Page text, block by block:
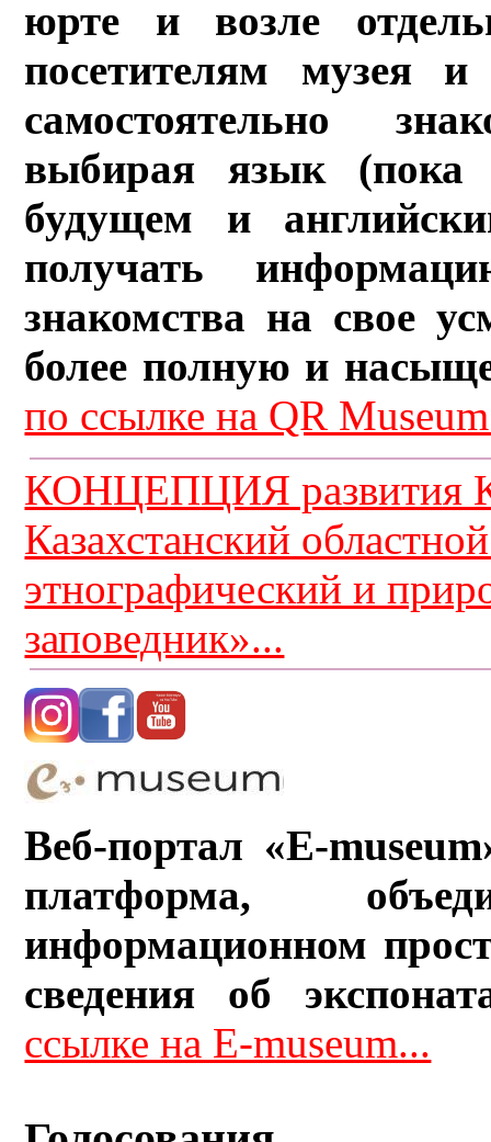
юрте и возле
посетителям музея и
самостоятельно
выбирая язык (пока
будущем и
получать
знакомства на свое
более полную и
по ссылке на QR
КОНЦЕПЦИЯ развития
Казахстанский
этнографический и
заповедник»...
Веб-портал «E-
платформа,
информационном
сведения об
ссылке на E-museum...